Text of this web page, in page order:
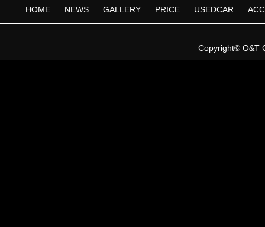
HOME NEWS GALLERY PRICE USEDCAR
Copyright©O&T